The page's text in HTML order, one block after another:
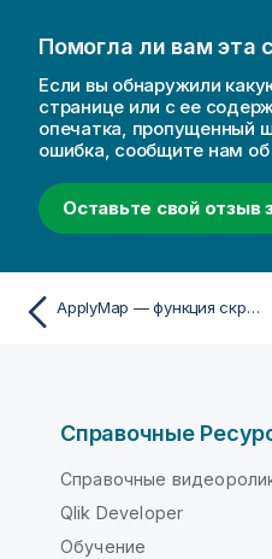
Помогла ли вам эта
Если вы обнаружили
странице или с ее
опечатка, пропущенный
ошибка, сообщите нам об
Оставьте свой отзыв
ApplyMap — функция скрипта
Справочные
Справочные
Qlik Developer
Обучение